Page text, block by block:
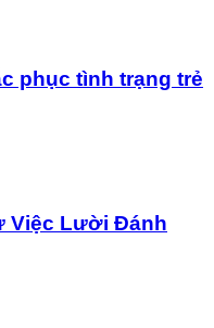
phục tình trạng trẻ
Việc Lười Đánh